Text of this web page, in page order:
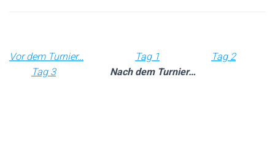
Vor dem Turnier… Tag 1
Tag 2
Tag 3
Nach dem Turnier…